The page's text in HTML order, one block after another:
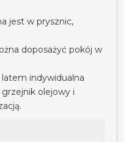
jest w prysznic,
doposażyć pokój w
indywidualna
olejowy i